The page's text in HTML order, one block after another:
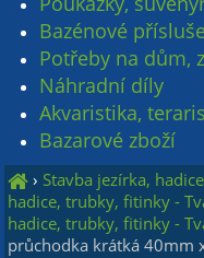
Bazénové
Potřeby na dům,
Náhradní díly
Akvaristika,
Bazarové zboží
› Stavba jezírka,
hadice, trubky, fitinky -
hadice, trubky, fitinky -
průchodka krátká 40mm